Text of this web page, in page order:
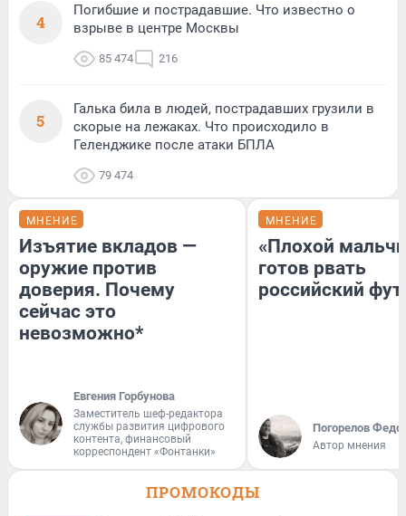
4
Погибшие и пострадавшие. Что известно о
взрыве в центре Москвы
85 474 216
5
Галька била в людей, пострадавших грузили в
скорые на лежаках. Что происходило в
Геленджике после атаки БПЛА
79 474
МНЕНИЕ
Изъятие вкладов —
оружие против
доверия. Почему
сейчас это
невозможно*
Евгения Горбунова
Заместитель шеф-редактора
службы развития цифрового
контента, финансовый
корреспондент «Фонтанки»
МНЕНИЕ
«Плохой
готов рвать
российский
Погорелов
Автор мнения
ПРОМОКОДЫ